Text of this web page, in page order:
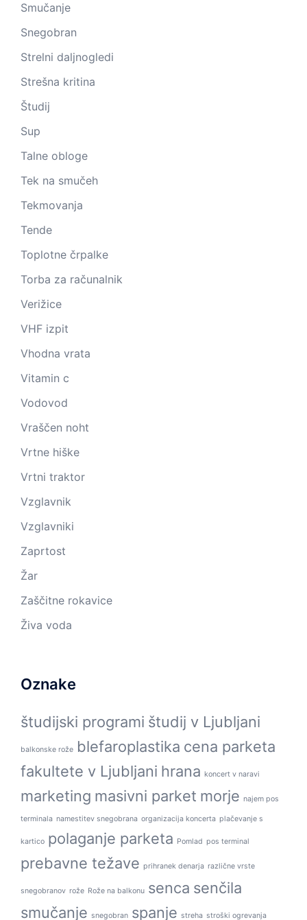
Smučanje
Snegobran
Strelni daljnogledi
Strešna kritina
Študij
Sup
Talne obloge
Tek na smučeh
Tekmovanja
Tende
Toplotne črpalke
Torba za računalnik
Verižice
VHF izpit
Vhodna vrata
Vitamin c
Vodovod
Vraščen noht
Vrtne hiške
Vrtni traktor
Vzglavnik
Vzglavniki
Zaprtost
Žar
Zaščitne rokavice
Živa voda
Oznake
študijski programi študij v Ljubljani
balkonske rože blefaroplastika cena parketa
fakultete v Ljubljani hrana koncert v naravi
marketing masivni parket morje najem pos
terminala namestitev snegobrana organizacija koncerta plačevanje s
kartico polaganje parketa Pomlad pos terminal
prebavne težave prihranek denarja različne vrste
snegobranov rože Rože na balkonu senca senčila
smučanje snegobran spanje streha stroški ogrevanja